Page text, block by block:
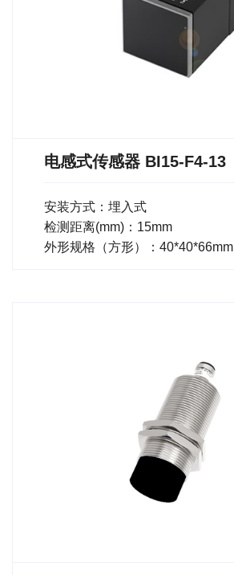
电感式传感器 BI15-F4-13
安装方式：埋入式
检测距离(mm)：15mm
外形规格（方形）：40*40*66mm